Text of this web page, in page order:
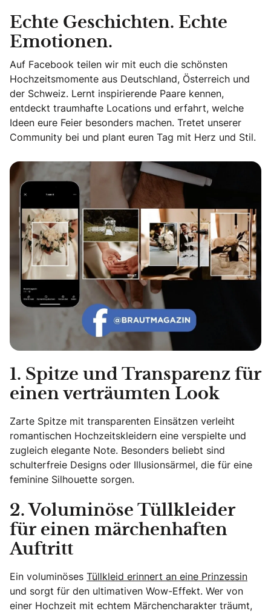
Echte Geschichten. Echte
Emotionen.
Auf Facebook teilen wir mit euch die schönsten
Hochzeitsmomente aus Deutschland, Österreich und
der Schweiz. Lernt inspirierende Paare kennen,
entdeckt traumhafte Locations und erfahrt, welche
Ideen eure Feier besonders machen. Tretet unserer
Community bei und plant euren Tag mit Herz und Stil.
Echte Geschichten. Echte Emotionen.
1. Spitze und Transparenz für
einen verträumten Look
Zarte Spitze mit transparenten Einsätzen verleiht
romantischen Hochzeitskleidern eine verspielte und
zugleich elegante Note. Besonders beliebt sind
schulterfreie Designs oder Illusionsärmel, die für eine
feminine Silhouette sorgen.
2. Voluminöse Tüllkleider
für einen märchenhaften
Auftritt
Ein voluminöses Tüllkleid erinnert an eine Prinzessin
und sorgt für den ultimativen Wow-Effekt. Wer von
einer Hochzeit mit echtem Märchencharakter träumt,